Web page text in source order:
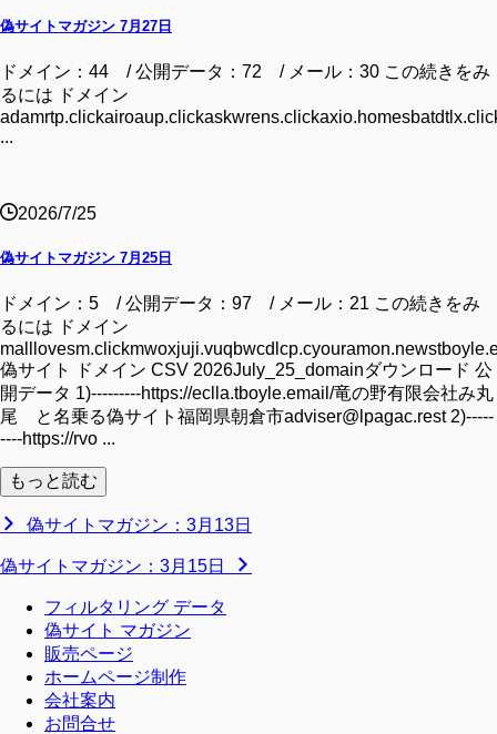
偽サイトマガジン 7月27日
ドメイン：44 / 公開データ：72 / メール：30 この続きをみ
るには ドメイン
...
2026/7/25
偽サイトマガジン 7月25日
ドメイン：5 / 公開データ：97 / メール：21 この続きをみ
るには ドメイン
偽サイト ドメイン CSV 2026July_25_domainダウンロード 公
開データ 1)---------https://eclla.tboyle.email/竜の野有限会社み丸
尾 と名乗る偽サイト福岡県朝倉市adviser@lpagac.rest 2)-----
----https://rvo ...
もっと読む
偽サイトマガジン：3月13日
偽サイトマガジン：3月15日
フィルタリング データ
偽サイト マガジン
販売ページ
ホームページ制作
会社案内
お問合せ